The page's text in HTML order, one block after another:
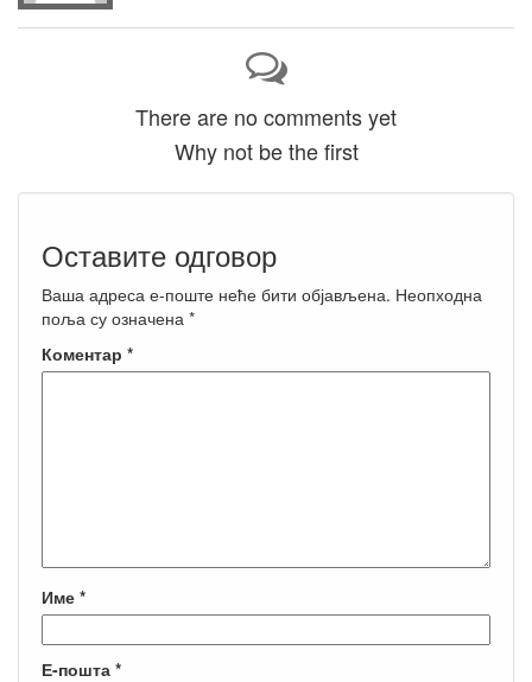
There are no comments yet
Why not be the first
Оставите одговор
Ваша адреса е-поште неће бити објављена. Неопходна
поља су означена *
Коментар *
Име *
Е-пошта *